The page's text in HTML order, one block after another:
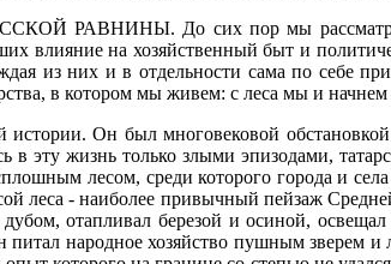
РАВНИНЫ. До сих пор мы
влияние на хозяйственный быт и
из них и в отдельности сама по себе
в котором мы живем: с леса мы и
Он был многовековой
в эту жизнь только злыми эпизодами,
лесом, среди которого города и
леса - наиболее привычный пейзаж
отапливал березой и осиной,
питал народное хозяйство пушным